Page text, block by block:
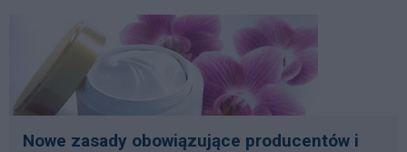
Nowe zasady obowiązujące producentów i